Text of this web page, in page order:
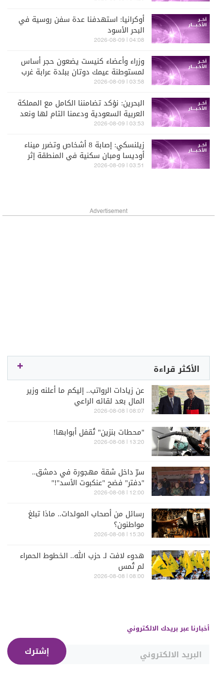
أوكرانيا: استهدفنا عدة سفن روسية في
البحر الأسود
04:08 | 2026-08-09
وزراء وأعضاء كنيست يضعون حجر أساس
لمستوطنة عيمك دوتان ببلدة عرابة غرب
جنين شمالي الضفة الغربية (الجزيرة)
03:58 | 2026-08-09
البحرين: نؤكد تضامننا الكامل مع المملكة
العربية السعودية ودعمنا التام لها ونعد
أمنها جزءا لا يتجزأ من أمننا
03:53 | 2026-08-09
زيلنسكي: إصابة 8 أشخاص وتضرر ميناء
أوديسا ومبان سكنية في المنطقة إثر
هجوم روسي خلال الليل
03:51 | 2026-08-09
Advertisement
الأكثر قراءة
عن زيادات الرواتب.. إليكم ما أعلنه وزير
المال بعد لقائه الراعي
08:07 | 2026-08-08
"محطات بنزين" تُقفل أبوابها!
13:20 | 2026-08-08
سرّ داخل شقة مهجورة في دمشق..
"دفتر" فضح "عنكبوت الأسد"!"
12:00 | 2026-08-08
رسائل من أصحاب المولدات.. ماذا تبلغ
مواطنون؟
15:30 | 2026-08-08
هدوء لافت لـ حزب الله.. الخطوط الحمراء
لم تُمس
08:00 | 2026-08-08
أخبارنا عبر بريدك الالكتروني
إشترك